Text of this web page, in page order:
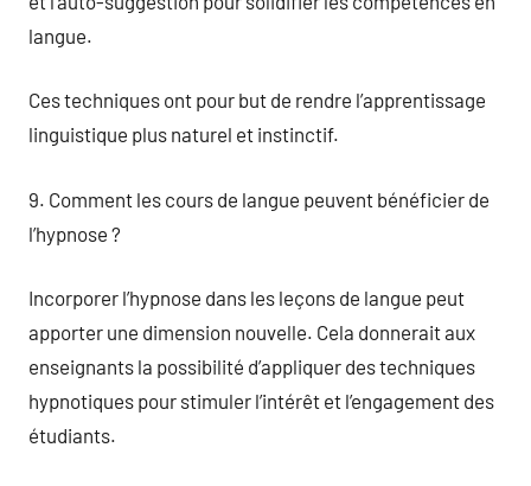
langue.
Ces techniques ont pour but de rendre l’apprentissage
linguistique plus naturel et instinctif.
9. Comment les cours de langue peuvent bénéficier de
l’hypnose ?
Incorporer l’hypnose dans les leçons de langue peut
apporter une dimension nouvelle. Cela donnerait aux
enseignants la possibilité d’appliquer des techniques
hypnotiques pour stimuler l’intérêt et l’engagement des
étudiants.